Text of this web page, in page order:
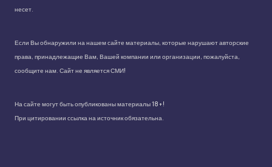
несет.
Если Вы обнаружили на нашем сайте материалы, которые нарушают авторские
права, принадлежащие Вам, Вашей компании или организации, пожалуйста,
сообщите нам. Сайт не является СМИ!
На сайте могут быть опубликованы материалы 18+!
При цитировании ссылка на источник обязательна.